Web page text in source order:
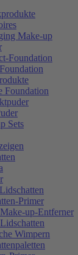
Make-up
Foundation
Foundation
Sets
Primer
up-Entferner
Wimpern